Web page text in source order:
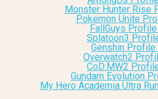
Monster Hunter Rise
Pokemon Unite
FallGuys Profile
Splatoon3
Genshin Profile
Overwatch2
CoD:MW2
Gundam Evolution
My Hero Academia Ultra